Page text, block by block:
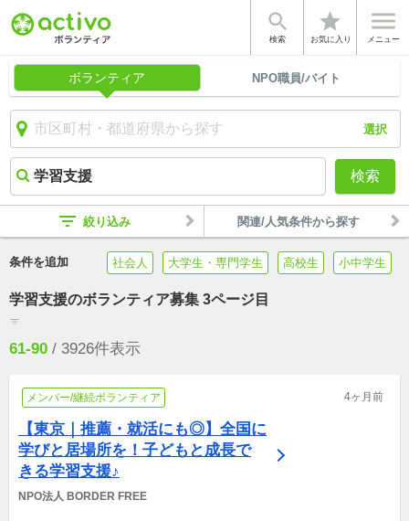

検索
star
お気に入り

メニュー
ボランティア NPO職員/バイト
選択
検索
filter_list 絞り込み 関連/人気条件から探す
条件を追加 社会人 大学生・専門学生 高校生 小中学生
学習支援のボランティア募集 3ページ目
filter_list
61-90 / 3926件表示
メンバー/継続ボランティア 4ヶ月前
【東京｜推薦・就活にも◎】全国に
学びと居場所を！子どもと成長で
きる学習支援♪
NPO法人 BORDER FREE